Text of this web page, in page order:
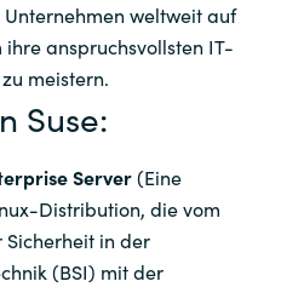
East
Norway
Oman
Unternehmen weltweit auf
ihre anspruchsvollsten IT-
meistern.
Suse:
Server(Eine
Distribution, die vom
in der
(BSI) mit der